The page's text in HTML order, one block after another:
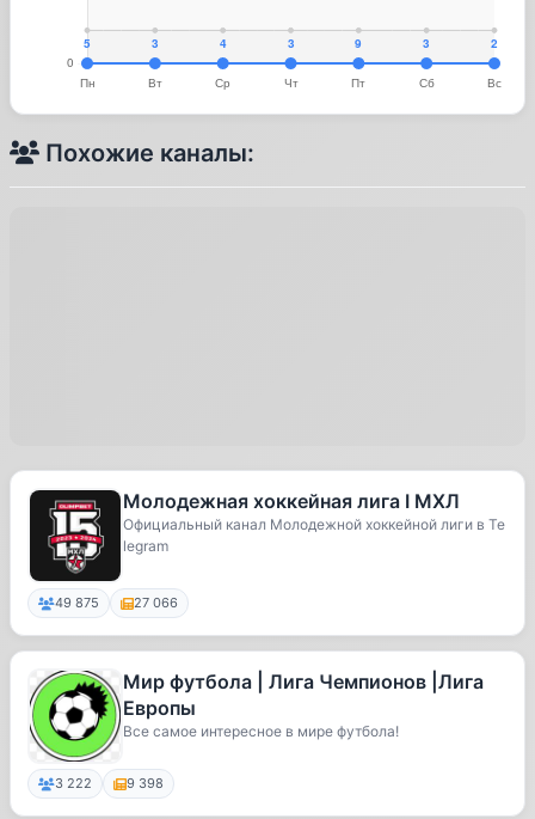
Похожие каналы:
Молодежная хоккейная лига I МХЛ
Официальный канал Молодежной хоккейной лиги в Te
legram
49 875 27 066
Мир футбола | Лига Чемпионов |Лига
Европы
Все самое интересное в мире футбола!
3 222 9 398